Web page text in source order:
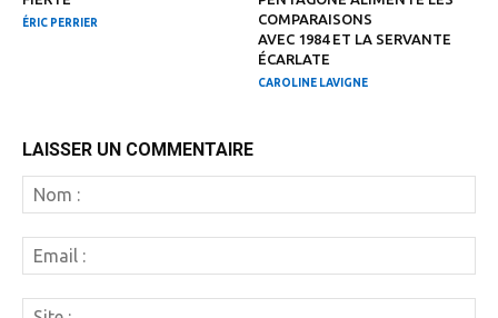
ÉRIC PERRIER
COMPARAISONS
AVEC 1984 ET LA SERVANTE
ÉCARLATE
CAROLINE LAVIGNE
LAISSER UN COMMENTAIRE
:
: